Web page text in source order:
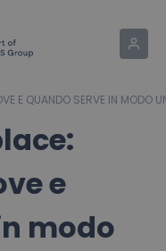
E QUANDO SERVE IN MODO
e
modo